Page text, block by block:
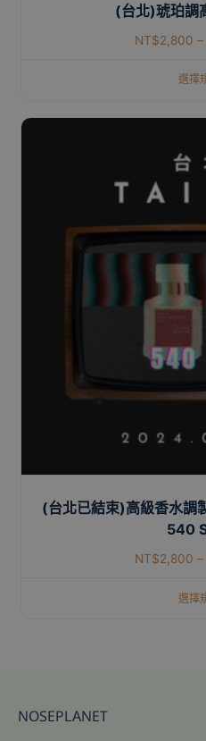
(台北)琥珀調
NT$2,800 –
選擇
(台北已結束)高級香水
540
NT$2,800 –
選擇
NOSEPLANET